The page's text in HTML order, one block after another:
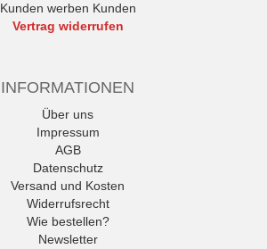
Kunden werben Kunden
Vertrag widerrufen
INFORMATIONEN
Über uns
Impressum
AGB
Datenschutz
Versand und Kosten
Widerrufsrecht
Wie bestellen?
Newsletter